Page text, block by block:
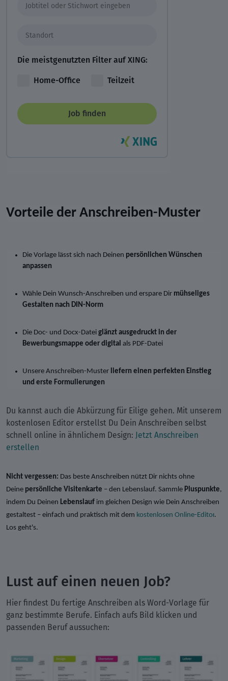
Job finden
Die meistgenutzten Filter auf XING:
Home-Office Teilzeit
Vorteile der Anschreiben-Muster
Die Vorlage lässt sich nach Deinen persönlichen Wünschen
anpassen
Wähle Dein Wunsch-Anschreiben und erspare Dir mühseliges
Gestalten nach DIN-Norm
Die Doc- und Docx-Datei glänzt ausgedruckt in der
Bewerbungsmappe oder digital als PDF-Datei
Unsere Anschreiben-Muster liefern einen perfekten Einstieg
und erste Formulierungen
Du kannst auch die Abkürzung für Eilige gehen. Mit unserem
kostenlosen Editor erstellst Du Dein Anschreiben selbst
schnell online in ähnlichem Design: Jetzt Anschreiben
erstellen
Nicht vergessen: Das beste Anschreiben nützt Dir nichts ohne
Deine persönliche Visitenkarte – den Lebenslauf. Sammle Pluspunkte,
indem Du Deinen Lebenslauf im gleichen Design wie Dein Anschreiben
gestaltest – einfach und praktisch mit dem kostenlosen Online-Editor.
Los geht's.
Lust auf einen neuen Job?
Hier findest Du fertige Anschreiben als Word-Vorlage für
ganz bestimmte Berufe. Einfach aufs Bild klicken und
passenden Beruf aussuchen: